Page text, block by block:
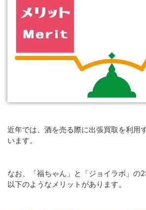
近年では、酒を売る際に出張買取を利用
います。
なお、「福ちゃん」と「ジョイラボ」の2
以下のようなメリットがあります。